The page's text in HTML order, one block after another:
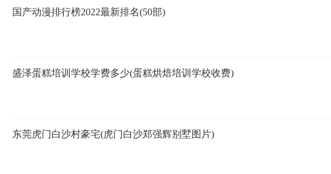
国产动漫排行榜2022最新排名(50部)
盛泽蛋糕培训学校学费多少(蛋糕烘焙培训学校收费)
东莞虎门白沙村豪宅(虎门白沙郑强辉别墅图片)